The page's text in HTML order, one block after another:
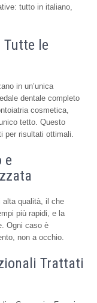
tutto in italiano,
Tutte le
in un’unica
dentale completo
cosmetica,
tetto. Questo
per risultati ottimali.
e
alta qualità, il che
più rapidi, e la
Ogni caso è
non a occhio.
Trattati